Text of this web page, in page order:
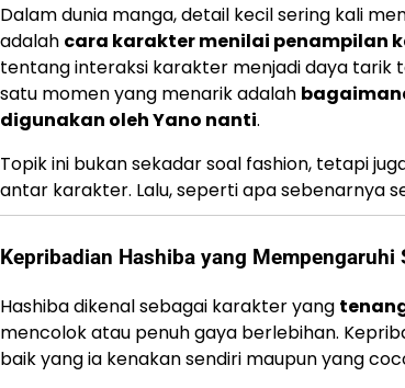
Dalam dunia manga, detail kecil sering kali
adalah cara karakter menilai penampilan
tentang interaksi karakter menjadi daya tarik
satu momen yang menarik adalah
digunakan oleh Yano nanti.
Topik ini bukan sekadar soal fashion, tetapi
antar karakter. Lalu, seperti apa sebenarnya
Kepribadian Hashiba yang Mempengaruhi
Hashiba dikenal sebagai karakter yang
mencolok atau penuh gaya berlebihan.
baik yang ia kenakan sendiri maupun yang